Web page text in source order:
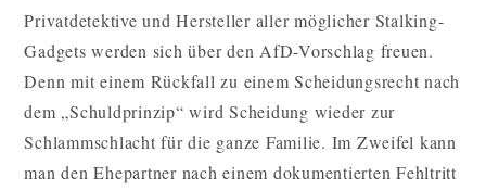
Privatdetektive und Hersteller aller möglicher Stalking-
Gadgets werden sich über den AfD-Vorschlag freuen.
Denn mit einem Rückfall zu einem Scheidungsrecht nach
dem „Schuldprinzip“ wird Scheidung wieder zur
Schlammschlacht für die ganze Familie. Im Zweifel kann
man den Ehepartner nach einem dokumentierten Fehltritt